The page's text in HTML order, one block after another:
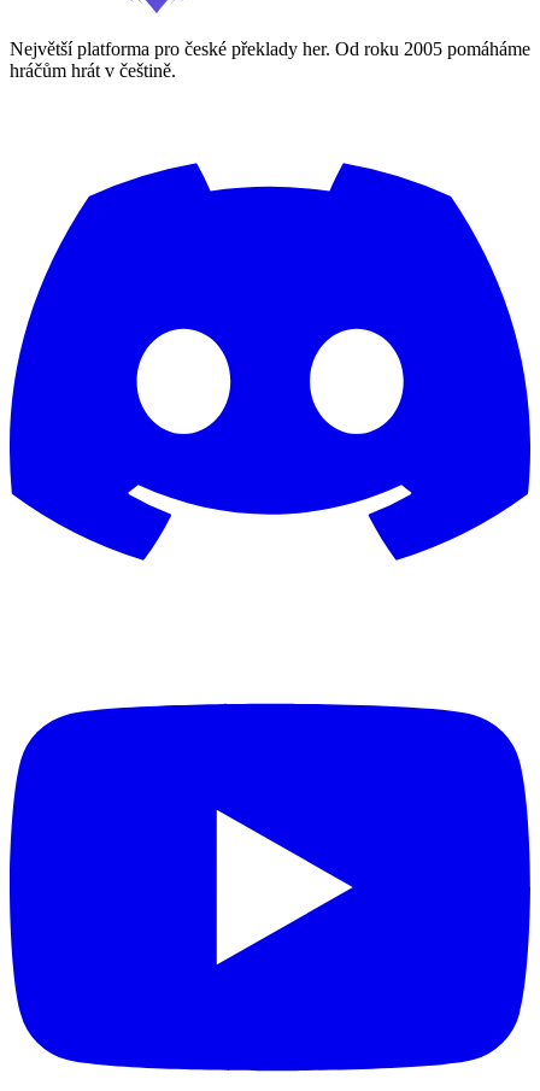
Největší platforma pro české překlady her. Od roku 2005 pomáháme
hráčům hrát v češtině.